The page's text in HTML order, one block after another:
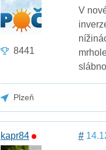
8441
V
Plzeň
kapr84 #